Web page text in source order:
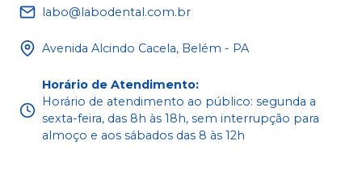
labo@labodental.com.br
Avenida Alcindo Cacela, Belém - PA
Horário de Atendimento:
Horário de atendimento ao público: segunda a
sexta-feira, das 8h às 18h, sem interrupção para
almoço e aos sábados das 8 às 12h